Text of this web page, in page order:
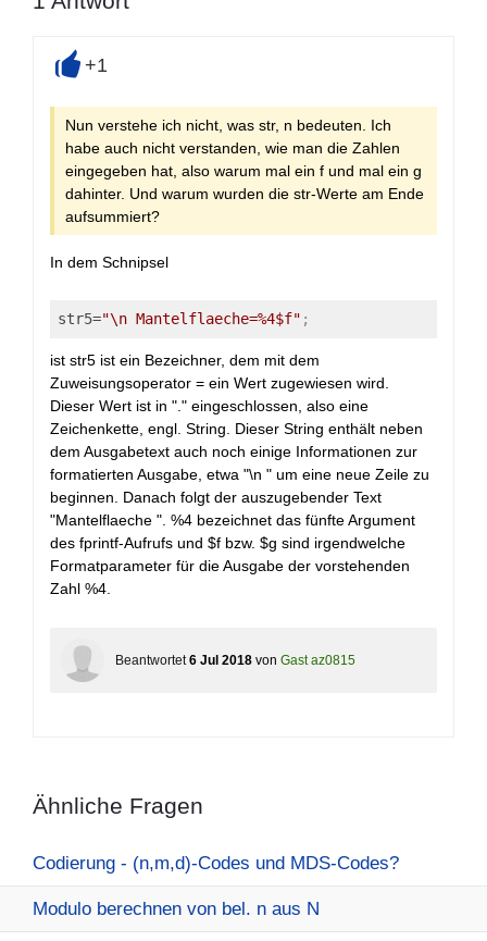
+1
Nun verstehe ich nicht, was str, n bedeuten. Ich
habe auch nicht verstanden, wie man die Zahlen
eingegeben hat, also warum mal ein f und mal ein g
dahinter. Und warum wurden die str-Werte am Ende
aufsummiert?
In dem Schnipsel
str5="\n Mantelflaeche=%4$f" ;
ist str5 ist ein Bezeichner, dem mit dem
Zuweisungsoperator = ein Wert zugewiesen wird.
Dieser Wert ist in "." eingeschlossen, also eine
Zeichenkette, engl. String. Dieser String enthält neben
dem Ausgabetext auch noch einige Informationen zur
formatierten Ausgabe, etwa "\n " um eine neue Zeile zu
beginnen. Danach folgt der auszugebender Text
"Mantelflaeche ". %4 bezeichnet das fünfte Argument
des fprintf-Aufrufs und $f bzw. $g sind irgendwelche
Formatparameter für die Ausgabe der vorstehenden
Zahl %4.
Beantwortet 6 Jul 2018 von Gast az0815
Ähnliche Fragen
Codierung - (n,m,d)-Codes und MDS-Codes?
Modulo berechnen von bel. n aus N